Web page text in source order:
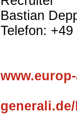
Bastian
Telefon: